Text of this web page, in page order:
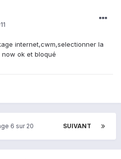
internet,cwm,selectionner la
ok et bloqué
SUIVANT
6 sur 20